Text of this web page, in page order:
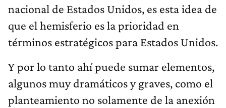
nacional de Estados Unidos, es esta idea de
que el hemisferio es la prioridad en
términos estratégicos para Estados Unidos.
Y por lo tanto ahí puede sumar elementos,
algunos muy dramáticos y graves, como el
planteamiento no solamente de la anexión